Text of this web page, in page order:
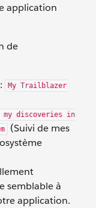
application
de
My Trailblazer
my discoveries in
(Suivi de mes
semblable à
application.